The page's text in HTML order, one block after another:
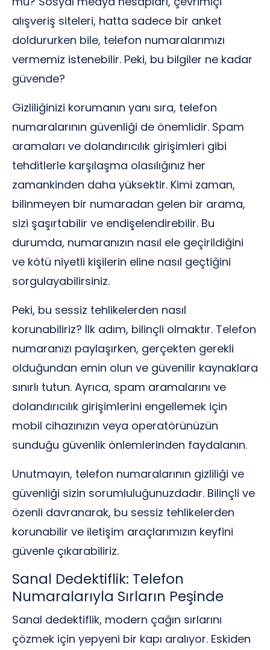
alışveriş siteleri, hatta sadece bir anket
doldururken bile, telefon numaralarımızı
vermemiz istenebilir. Peki, bu bilgiler ne kadar
güvende?
Gizliliğinizi korumanın yanı sıra, telefon
numaralarının güvenliği de önemlidir. Spam
aramaları ve dolandırıcılık girişimleri gibi
tehditlerle karşılaşma olasılığınız her
zamankinden daha yüksektir. Kimi zaman,
bilinmeyen bir numaradan gelen bir arama,
sizi şaşırtabilir ve endişelendirebilir. Bu
durumda, numaranızın nasıl ele geçirildiğini
ve kötü niyetli kişilerin eline nasıl geçtiğini
sorgulayabilirsiniz.
Peki, bu sessiz tehlikelerden nasıl
korunabiliriz? İlk adım, bilinçli olmaktır. Telefon
numaranızı paylaşırken, gerçekten gerekli
olduğundan emin olun ve güvenilir kaynaklara
sınırlı tutun. Ayrıca, spam aramalarını ve
dolandırıcılık girişimlerini engellemek için
mobil cihazınızın veya operatörünüzün
sunduğu güvenlik önlemlerinden faydalanın.
Unutmayın, telefon numaralarının gizliliği ve
güvenliği sizin sorumluluğunuzdadır. Bilinçli ve
özenli davranarak, bu sessiz tehlikelerden
korunabilir ve iletişim araçlarımızın keyfini
güvenle çıkarabiliriz.
Sanal Dedektiflik: Telefon
Numaralarıyla Sırların Peşinde
Sanal dedektiflik, modern çağın sırlarını
çözmek için yepyeni bir kapı aralıyor. Eskiden